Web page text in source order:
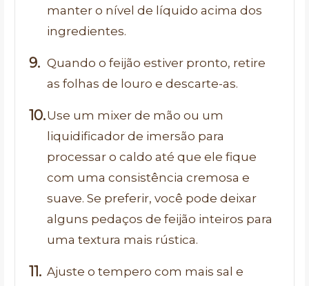
manter o nível de líquido acima dos
ingredientes.
Quando o feijão estiver pronto, retire
as folhas de louro e descarte-as.
Use um mixer de mão ou um
liquidificador de imersão para
processar o caldo até que ele fique
com uma consistência cremosa e
suave. Se preferir, você pode deixar
alguns pedaços de feijão inteiros para
uma textura mais rústica.
Ajuste o tempero com mais sal e